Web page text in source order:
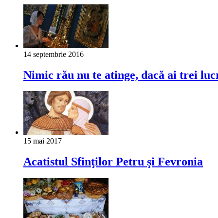
14 septembrie 2016
Nimic rău nu te atinge, dacă ai trei
15 mai 2017
Acatistul Sfinţilor Petru şi Fevronia